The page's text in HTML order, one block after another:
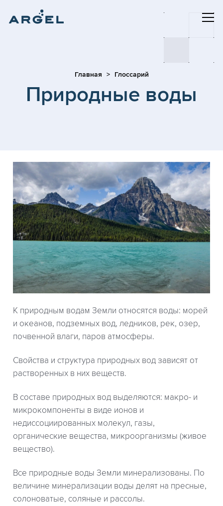
Главная Глоссарий
Природные воды
К природным водам Земли относятся воды: морей
и океанов, подземных вод, ледников, рек, озер,
почвенной влаги, паров атмосферы.
Свойства и структура природных вод зависят от
растворенных в них веществ.
В составе природных вод выделяются: макро- и
микрокомпоненты в виде ионов и
недиссоциированных молекул, газы,
органические вещества, микроорганизмы (живое
вещество).
Все природные воды Земли минерализованы. По
величине минерализации воды делят на пресные,
солоноватые, соляные и рассолы.